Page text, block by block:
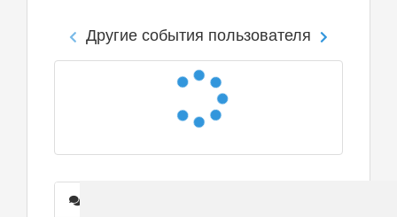
Другие события пользователя